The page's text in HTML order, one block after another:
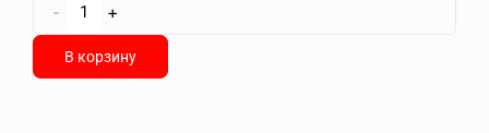
- +
В корзину